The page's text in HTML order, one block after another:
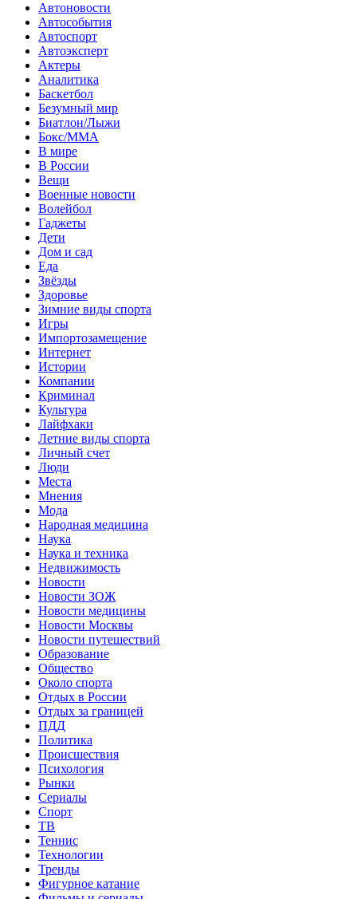
Автоновости
Автособытия
Автоспорт
Автоэксперт
Актеры
Аналитика
Баскетбол
Безумный мир
Биатлон/Лыжи
Бокс/MMA
В мире
В России
Вещи
Военные новости
Волейбол
Гаджеты
Дети
Дом и сад
Еда
Звёзды
Здоровье
Зимние виды спорта
Игры
Импортозамещение
Интернет
Истории
Компании
Криминал
Культура
Лайфхаки
Летние виды спорта
Личный счет
Люди
Места
Мнения
Мода
Народная медицина
Наука
Наука и техника
Недвижимость
Новости
Новости ЗОЖ
Новости медицины
Новости Москвы
Новости путешествий
Образование
Общество
Около спорта
Отдых в России
Отдых за границей
ПДД
Политика
Происшествия
Психология
Рынки
Сериалы
Спорт
ТВ
Теннис
Технологии
Тренды
Фигурное катание